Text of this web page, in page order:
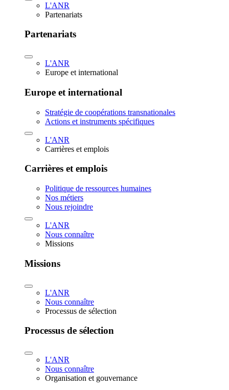
L'ANR
Partenariats
Partenariats
L'ANR
Europe et international
Europe et international
Stratégie de coopérations transnationales
Actions et instruments spécifiques
L'ANR
Carrières et emplois
Carrières et emplois
Politique de ressources humaines
Nos métiers
Nous rejoindre
L'ANR
Nous connaître
Missions
Missions
L'ANR
Nous connaître
Processus de sélection
Processus de sélection
L'ANR
Nous connaître
Organisation et gouvernance